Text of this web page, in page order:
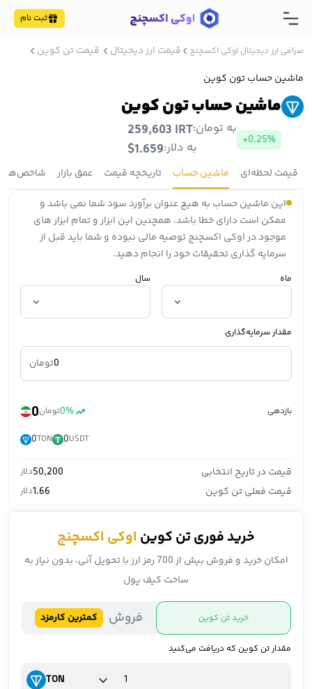
ثبت نام
صرافی ارز دیجیتال اوکی اکسچنج قیمت ارز دیجیتال
قیمت تن کوین
ماشین حساب تون کوین
ماشین حساب تون کوین
+0.25%
به تومان:259,603 IRT
به دلار:$1.659
قیمت لحظه‌ای ماشین حساب تاریخچه قیمت عمق بازار
شاخص‌ها
این ماشین حساب به هیچ عنوان برآورد سود شما نمی باشد و
ممکن است دارای خطا باشد. همچنین این ابزار و تمام ابزار های
موجود در اوکی اکسچنج توصیه مالی نبوده و شما باید قبل از
سرمایه گذاری تحقیقات خود را انجام دهید.
ماه سال
مقدار سرمایه‌گذاری
تومان
بازدهی 0%تومان0
USDT
0
TON
0
قیمت در تاریخ انتخابی 50,200دلار
قیمت فعلی تن کوین 1.66دلار
خرید فوری تن کوین اوکی اکسچنج
امکان خرید و فروش بیش از 700 رمز ارز با تحویل آنی، بدون نیاز به
ساخت کیف پول
خرید تن کوین فروش کمترین کارمزد
مقدار تن کوین که دریافت می‌کنید
TON